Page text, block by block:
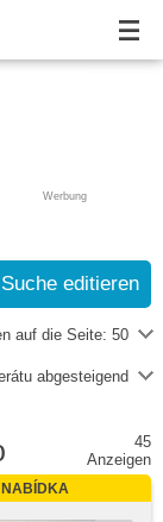
Werbung
Suche editieren
auf die Seite: 50
abgesteigend
45
Anzeigen
NABÍDKA